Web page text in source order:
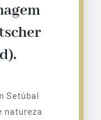
Setúbal
natureza